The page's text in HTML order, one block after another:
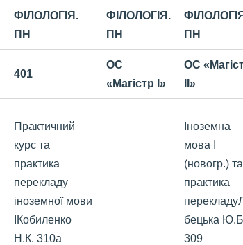
ФІЛОЛОГІЯ.
ПН
ФІЛОЛОГІЯ.
ПН
ПН
401
ОС
«Магістр І»
ОС
ІІ»
Практичний
курс та
практика
перекладу
іноземної мови
ІКобиленко
Н.К. 310а
Іноземна
мова І
(новогр.) та
практика
бецька
309